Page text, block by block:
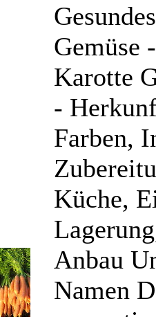
Gemüse
Karotte
-
Farben,
Küche,
Anbau
Namen